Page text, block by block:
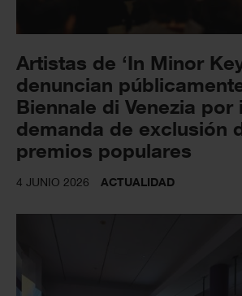
Artistas de ‘In Minor
denuncian
Biennale di Venezia por
demanda de exclusión
premios populares
4 JUNIO 2026 ACTUALIDAD